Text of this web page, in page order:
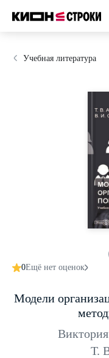
Учебная литература
0Ещё нет оценок
Модели
Т.